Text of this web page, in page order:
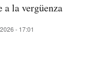
la vergüenza
- 17:01